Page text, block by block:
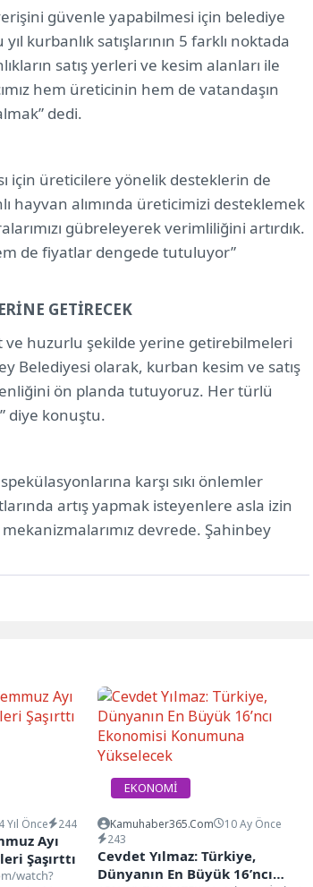
güvenle yapabilmesi için belediye
kurbanlık satışlarının 5 farklı noktada
satış yerleri ve kesim alanları ile
hem üreticinin hem de vatandaşın
dedi.
için üreticilere yönelik desteklerin de
hayvan alımında üreticimizi desteklemek
gübreleyerek verimliliğini artırdık.
de fiyatlar dengede tutuluyor”
GETİRECEK
huzurlu şekilde yerine getirebilmeleri
Belediyesi olarak, kurban kesim ve satış
ön planda tutuyoruz. Her türlü
diye konuştu.
karşı sıkı önlemler
artış yapmak isteyenlere asla izin
devrede. Şahinbey
4 Yıl Önce 244
Ayı
Şaşırttı
watch?
EKONOMİ
Kamuhaber365.com
10 Ay Önce
243
Cevdet Yılmaz: Türkiye,
Dünyanın En Büyük 16’ncı